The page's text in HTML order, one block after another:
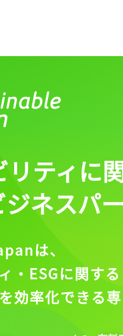
リティに
ジネスパ
は、
・ESGに関する
効率化できる